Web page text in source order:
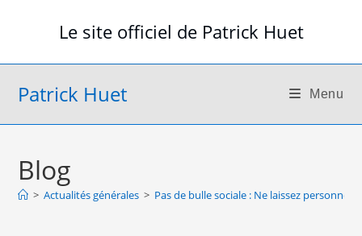
Le site officiel de Patrick Huet
Patrick Huet Menu
Blog
> Actualités générales > Pas de bulle sociale : Ne laissez personne